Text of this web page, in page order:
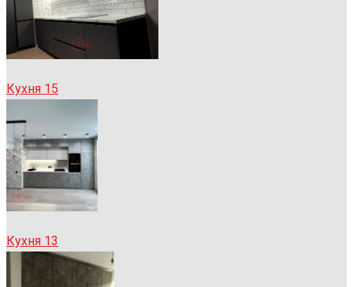
Кухня 15
Кухня 13